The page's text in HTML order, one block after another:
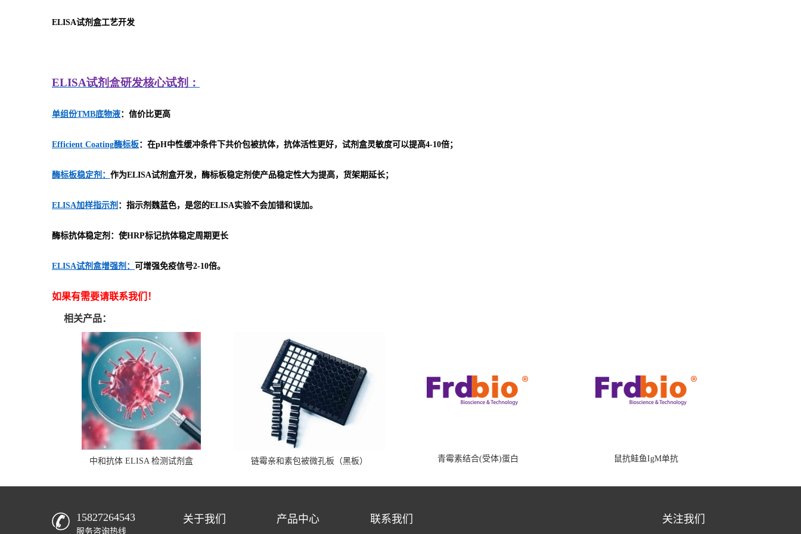
ELISA试剂盒工艺开发
ELISA试剂盒研发核心试剂：
单组份TMB底物液：信价比更高
Efficient Coating酶标板：在pH中性缓冲条件下共价包被抗体，抗体活性更好，试剂盒灵敏度可以提高4-10倍；
酶标板稳定剂： 作为ELISA试剂盒开发，酶标板稳定剂使产品稳定性大为提高，货架期延长；
ELISA加样指示剂 ：指示剂魏蓝色，是您的ELISA实验不会加错和误加。
酶标抗体稳定剂：使HRP标记抗体稳定周期更长
ELISA试剂盒增强剂： 可增强免疫信号2-10倍。
如果有需要请联系我们！
相关产品：
中和抗体 ELISA 检测试剂盒 链霉亲和素包被微孔板（黑板） 青霉素结合(受体)蛋白 鼠抗鲑鱼IgM单抗
15827264543
服务咨询热线
关于我们 产品中心 联系我们 关注我们